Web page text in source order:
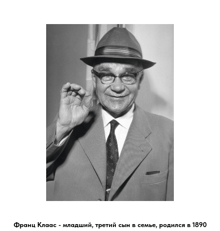
Франц Клаас - младший, третий сын в семье, родился в 1890